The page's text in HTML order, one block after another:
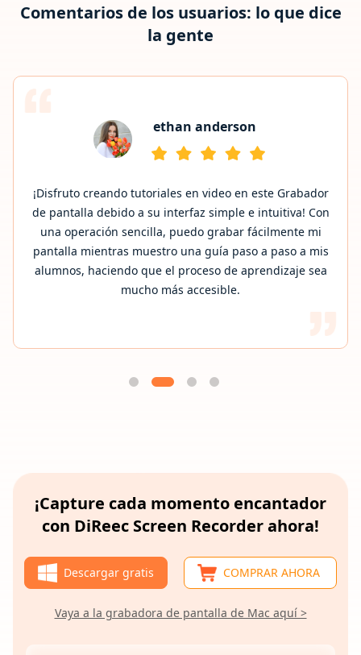
Comentarios de los usuarios: lo que dice
la gente
destaca. La función de captura de pantalla me permite
capturar imágenes de mi pantalla antes o durante la
grabación. Por lo tanto, puedo verificar las capturas de
pantalla con anotaciones al instante cuando sea
necesario. ¡Las teclas rápidas lo hacen aún más
eficiente!
¡Capture cada momento encantador
con DiReec Screen Recorder ahora!
Descargar gratis COMPRAR AHORA
Vaya a la grabadora de pantalla de Mac aquí >